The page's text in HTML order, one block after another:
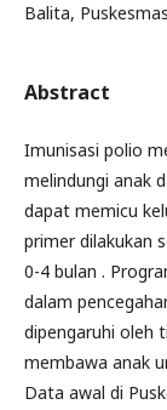
Balita,
Abstract
Imunisasi polio
melindungi anak
dapat memicu
primer dilakukan
0-4 bulan .
dalam
dipengaruhi oleh
membawa anak
Data awal di